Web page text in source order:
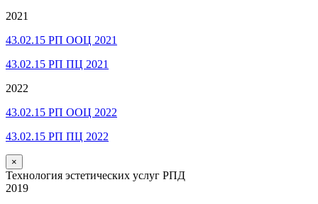
2021
43.02.15 РП ООЦ 2021
43.02.15 РП ПЦ 2021
2022
43.02.15 РП ООЦ 2022
43.02.15 РП ПЦ 2022
×
Технология эстетических услуг РПД
2019